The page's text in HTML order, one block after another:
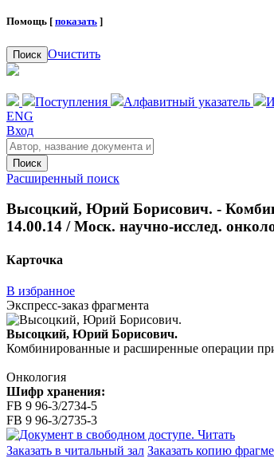
Помощь [ показать ]
Поиск Очистить
Поступления Алфавитный указатель
ENG
Вход
Поиск
Расширенный поиск
Высоцкий, Юрий Борисович. -
14.00.14 / Моск. научно-исслед.
Карточка
В избранное
Экспресс-заказ фрагмента
Высоцкий, Юрий Борисович.
Комбинированные и расширенные операции
Онкология
Шифр хранения:
FB 9 96-3/2734-5
FB 9 96-3/2735-3
Читать
Заказать в читальный зал Заказать копию